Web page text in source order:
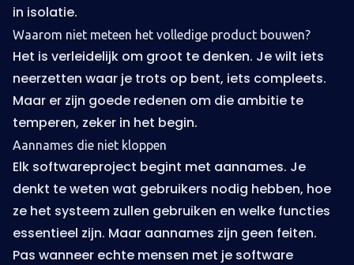
in isolatie.
Waarom niet meteen het volledige product bouwen?
Het is verleidelijk om groot te denken. Je wilt iets
neerzetten waar je trots op bent, iets compleets.
Maar er zijn goede redenen om die ambitie te
temperen, zeker in het begin.
Aannames die niet kloppen
Elk softwareproject begint met aannames. Je
denkt te weten wat gebruikers nodig hebben, hoe
ze het systeem zullen gebruiken en welke functies
essentieel zijn. Maar aannames zijn geen feiten.
Pas wanneer echte mensen met je software